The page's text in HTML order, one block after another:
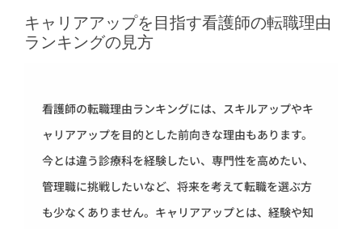
キャリアアップを目指す看護師の転職理由
ランキングの見方
看護師の転職理由ランキングには、スキルアップやキ
ャリアアップを目的とした前向きな理由もあります。
今とは違う診療科を経験したい、専門性を高めたい、
管理職に挑戦したいなど、将来を考えて転職を選ぶ方
も少なくありません。キャリアアップとは、経験や知